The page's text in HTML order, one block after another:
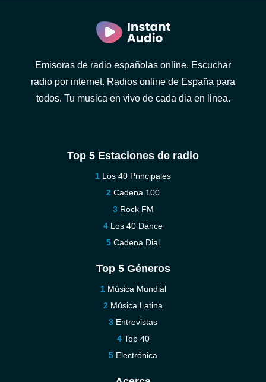
Emisoras de radio españolas online. Escuchar
radio por internet. Radios online de España para
todos. Tu musica en vivo de cada dia en linea.
Top 5 Estaciones de radio
Los 40 Principales
Cadena 100
Rock FM
Los 40 Dance
Cadena Dial
Top 5 Géneros
Música Mundial
Música Latina
Entrevistas
Top 40
Electrónica